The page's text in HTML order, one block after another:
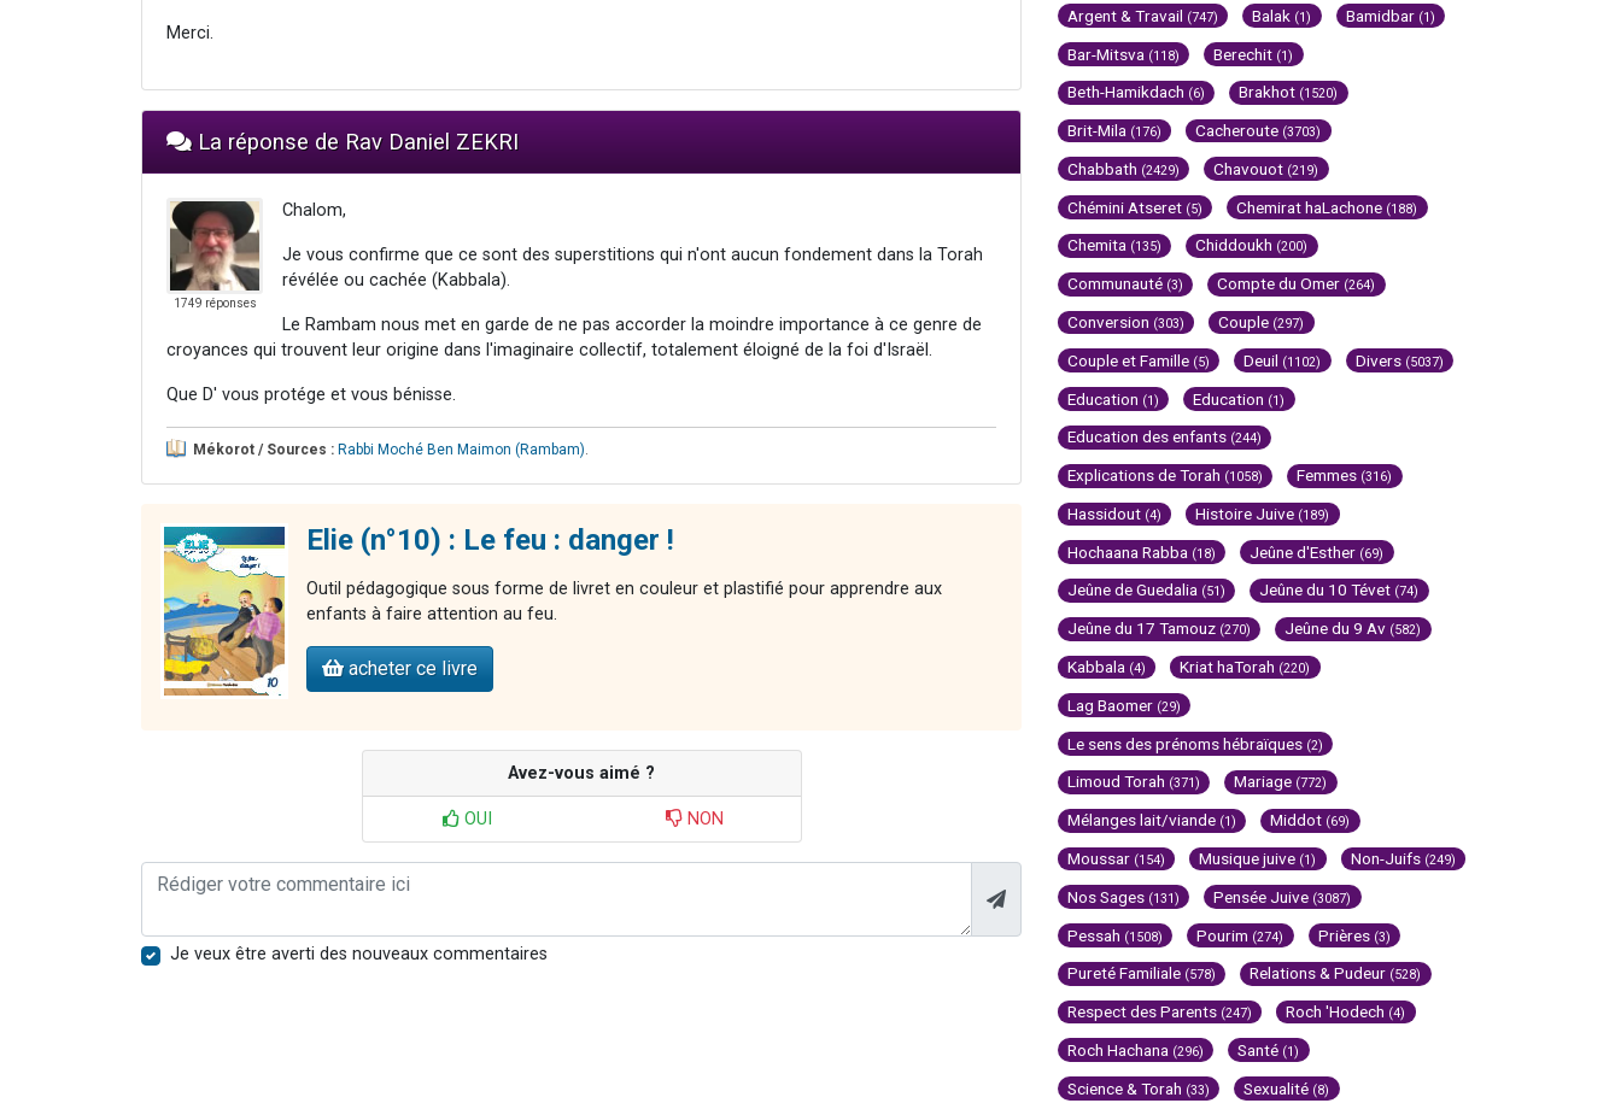
Merci.
La réponse de Rav Daniel ZEKRI
1749 réponses
Chalom,
Je vous confirme que ce sont des superstitions qui n'ont aucun fondement dans la Torah
révélée ou cachée (Kabbala).
Le Rambam nous met en garde de ne pas accorder la moindre importance à ce genre de
croyances qui trouvent leur origine dans l'imaginaire collectif, totalement éloigné de la foi d'Israël.
Que D' vous protége et vous bénisse.
Mékorot / Sources : Rabbi Moché Ben Maimon (Rambam)
Elie (n°10) : Le feu : danger !
Outil pédagogique sous forme de livret en couleur et plastifié pour apprendre aux
enfants à faire attention au feu.
acheter ce livre
Avez-vous aimé ?
OUI NON
Je veux être averti des nouveaux commentaires
Argent & Travail (747) Balak (1) Bamidbar (1)
Bar-Mitsva (118) Berechit (1)
Beth-Hamikdach (6) Brakhot (1520)
Brit-Mila (176) Cacheroute (3703)
Chabbath (2429) Chavouot (219)
Chémini Atseret (5) Chemirat haLachone (188)
Chemita (135) Chiddoukh (200)
Communauté (3) Compte du Omer (264)
Conversion (303) Couple (297)
Couple et Famille (5) Deuil (1102) Divers (5037)
Education (1) Education (1)
Education des enfants (244)
Explications de Torah (1058) Femmes (316)
Hassidout (4) Histoire Juive (189)
Hochaana Rabba (18) Jeûne d'Esther (69)
Jeûne de Guedalia (51) Jeûne du 10 Tévet (74)
Jeûne du 17 Tamouz (270) Jeûne du 9 Av (582)
Kabbala (4) Kriat haTorah (220)
Lag Baomer (29)
Le sens des prénoms hébraïques (2)
Limoud Torah (371) Mariage (772)
Mélanges lait/viande (1) Middot (69)
Moussar (154) Musique juive (1) Non-Juifs (249)
Nos Sages (131) Pensée Juive (3087)
Pessah (1508) Pourim (274) Prières (3)
Pureté Familiale (578) Relations & Pudeur (528)
Respect des Parents (247) Roch 'Hodech (4)
Roch Hachana (296) Santé (1)
Science & Torah (33) Sexualité (8)